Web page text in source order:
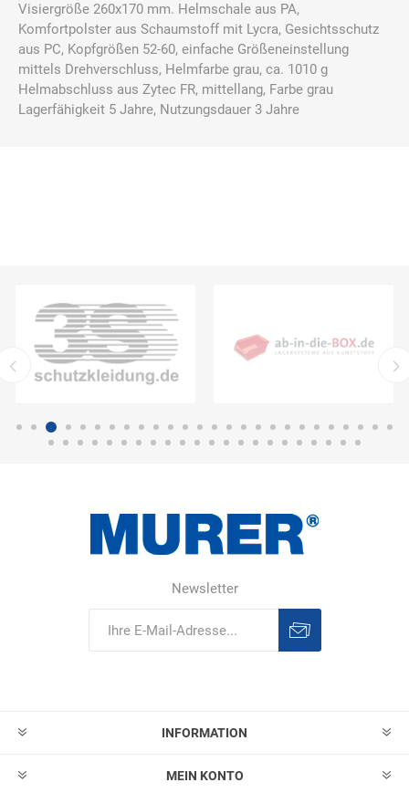
Visiergröße 260x170 mm. Helmschale aus PA,
Komfortpolster aus Schaumstoff mit Lycra, Gesichtsschutz
aus PC, Kopfgrößen 52-60, einfache Größeneinstellung
mittels Drehverschluss, Helmfarbe grau, ca. 1010 g
Helmabschluss aus Zytec FR, mittellang, Farbe grau
Lagerfähigkeit 5 Jahre, Nutzungsdauer 3 Jahre
Newsletter
INFORMATION
MEIN KONTO